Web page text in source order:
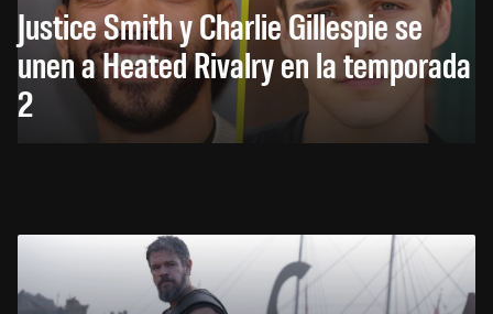
Justice Smith y Charlie Gillespie se
unen a Heated Rivalry en la temporada
2